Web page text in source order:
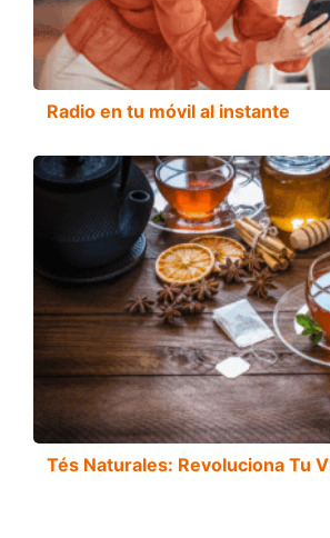
Radio en tu móvil al instante
Tés Naturales: Revoluciona Tu